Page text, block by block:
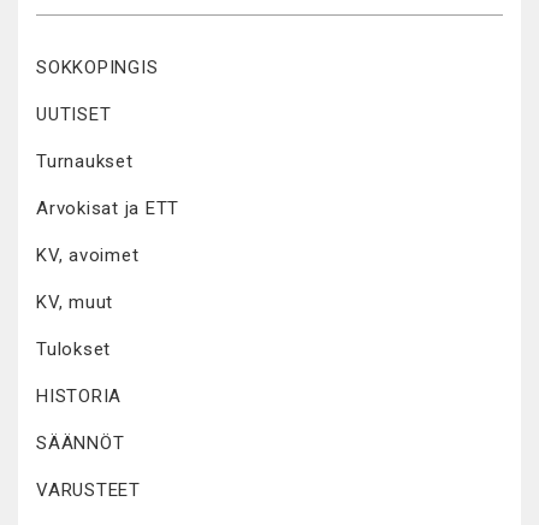
SOKKOPINGIS
UUTISET
Turnaukset
Arvokisat ja ETT
KV, avoimet
KV, muut
Tulokset
HISTORIA
SÄÄNNÖT
VARUSTEET